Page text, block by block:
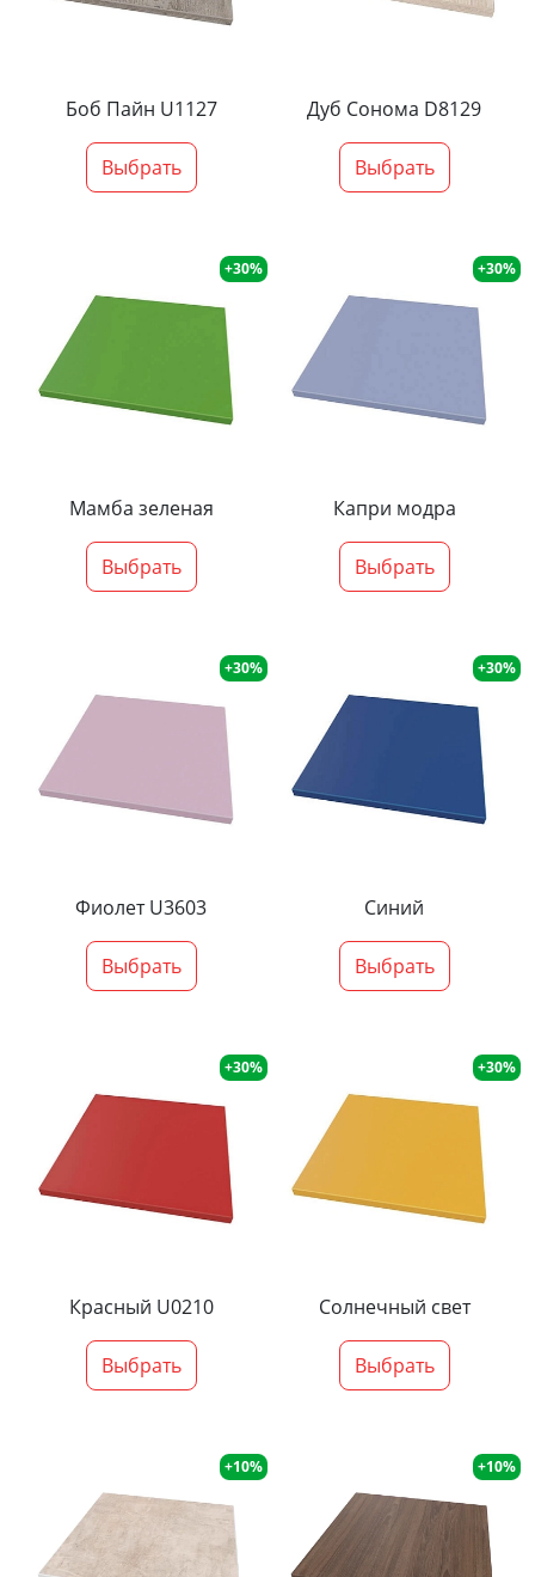
Боб Пайн U1127
Выбрать
Дуб Сонома D8129
Выбрать
+30%
Мамба зеленая
Выбрать
+30%
Капри модра
Выбрать
+30%
Фиолет U3603
Выбрать
+30%
Синий
Выбрать
+30%
Красный U0210
Выбрать
+30%
Солнечный свет
Выбрать
+10% +10%